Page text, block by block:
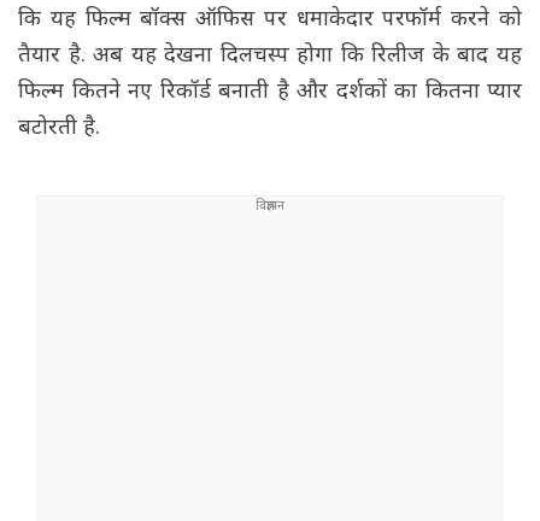
कि यह फिल्म बॉक्स ऑफिस पर धमाकेदार परफॉर्म करने को
तैयार है. अब यह देखना दिलचस्प होगा कि रिलीज के बाद यह
फिल्म कितने नए रिकॉर्ड बनाती है और दर्शकों का कितना प्यार
बटोरती है.